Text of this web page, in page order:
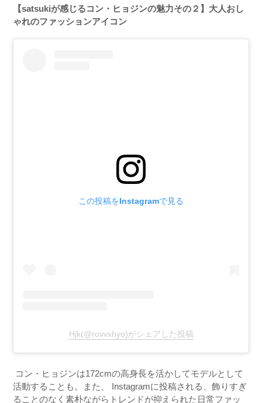
【satsukiが感じるコン・ヒョジンの魅力その２】大人おし
ゃれのファッションアイコン
この投稿をInstagramで見る
Hjk(@rovvxhyo)がシェアした投稿
コン・ヒョジンは172cmの高身長を活かしてモデルとして
活動することも。また、
Instagramに投稿される、飾りすぎ
ることのなく素朴ながらトレンドが抑えられた日常ファッ